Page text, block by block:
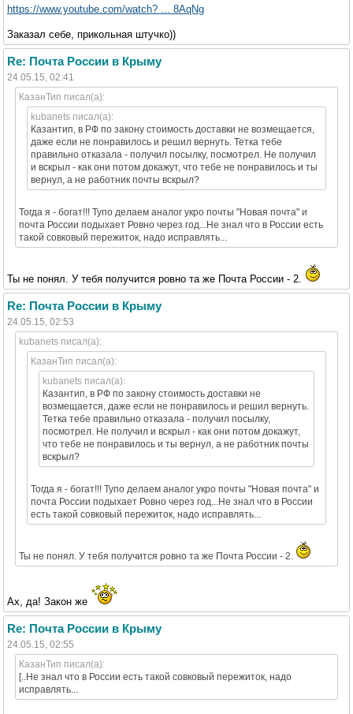
https://www.youtube.com/watch? ... 8AqNg
Заказал себе, прикольная штучко))
Re: Почта России в Крыму
24.05.15, 02:41
КазанТип писал(а):
kubanets писал(а):
Казантип, в РФ по закону стоимость доставки не возмещается,
даже если не понравилось и решил вернуть. Тетка тебе
правильно отказала - получил посылку, посмотрел. Не получил
и вскрыл - как они потом докажут, что тебе не понравилось и ты
вернул, а не работник почты вскрыл?
Тогда я - богат!!! Тупо делаем аналог укро почты "Новая почта" и
почта России подыхает Ровно через год...Не знал что в России есть
такой совковый пережиток, надо исправлять...
Ты не понял. У тебя получится ровно та же Почта России - 2.
Re: Почта России в Крыму
24.05.15, 02:53
kubanets писал(а):
КазанТип писал(а):
kubanets писал(а):
Казантип, в РФ по закону стоимость доставки не
возмещается, даже если не понравилось и решил вернуть.
Тетка тебе правильно отказала - получил посылку,
посмотрел. Не получил и вскрыл - как они потом докажут,
что тебе не понравилось и ты вернул, а не работник почты
вскрыл?
Тогда я - богат!!! Тупо делаем аналог укро почты "Новая почта" и
почта России подыхает Ровно через год...Не знал что в России
есть такой совковый пережиток, надо исправлять...
Ты не понял. У тебя получится ровно та же Почта России - 2.
Ах, да! Закон же
Re: Почта России в Крыму
24.05.15, 02:55
КазанТип писал(а):
[..Не знал что в России есть такой совковый пережиток, надо
исправлять...